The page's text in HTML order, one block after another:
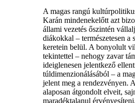
A magas rangú
Karán mindenekelőtt azt
állami vezetés őszintén
diákokkal – természetesen a
keretein belül. A bonyolult
tekintettel – nehogy zavar
ideiglenesen jelentkező
túldimenzionálásából – a
jelent meg a rendezvényen.
alaposan átgondolt elveit,
maradéktalanul